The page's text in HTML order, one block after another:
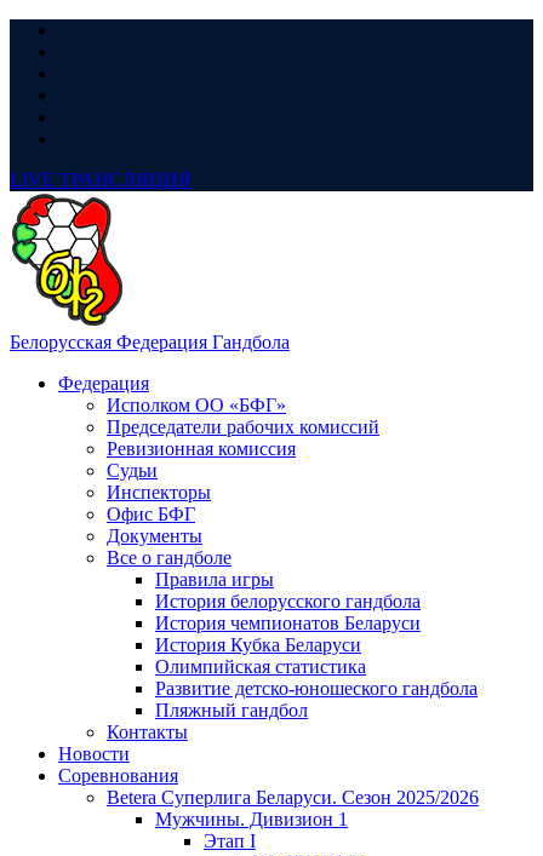
LIVE ТРАНСЛЯЦИЯ
Белорусская Федерация Гандбола
Федерация
Исполком ОО «БФГ»
Председатели рабочих комиссий
Ревизионная комиссия
Судьи
Инспекторы
Офис БФГ
Документы
Все о гандболе
Правила игры
История белорусского гандбола
История чемпионатов Беларуси
История Кубка Беларуси
Олимпийская статистика
Развитие детско-юношеского гандбола
Пляжный гандбол
Контакты
Новости
Соревнования
Betera Суперлига Беларуси. Сезон 2025/2026
Мужчины. Дивизион 1
Этап I